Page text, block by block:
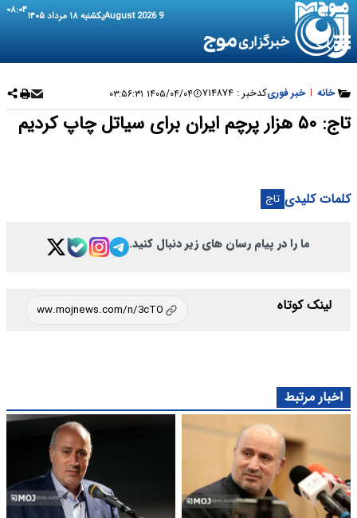
9 August 2026 یکشنبه ۱۸ مرداد ۱۴۰۵ ۰۸:۰۴
خانه | خبر فوریکدخبر : ۷۱۴۸۷۴ ۱۴۰۵/۰۴/۰۴ ۰۳:۵۶:۳۱
تاج: ۵۰ هزار پرچم ایران برای سیاتل چاپ کردیم
کلمات کلیدی تاج
ما را در پیام رسان های زیر دنبال کنید.
لینک کوتاه
اخبار مرتبط